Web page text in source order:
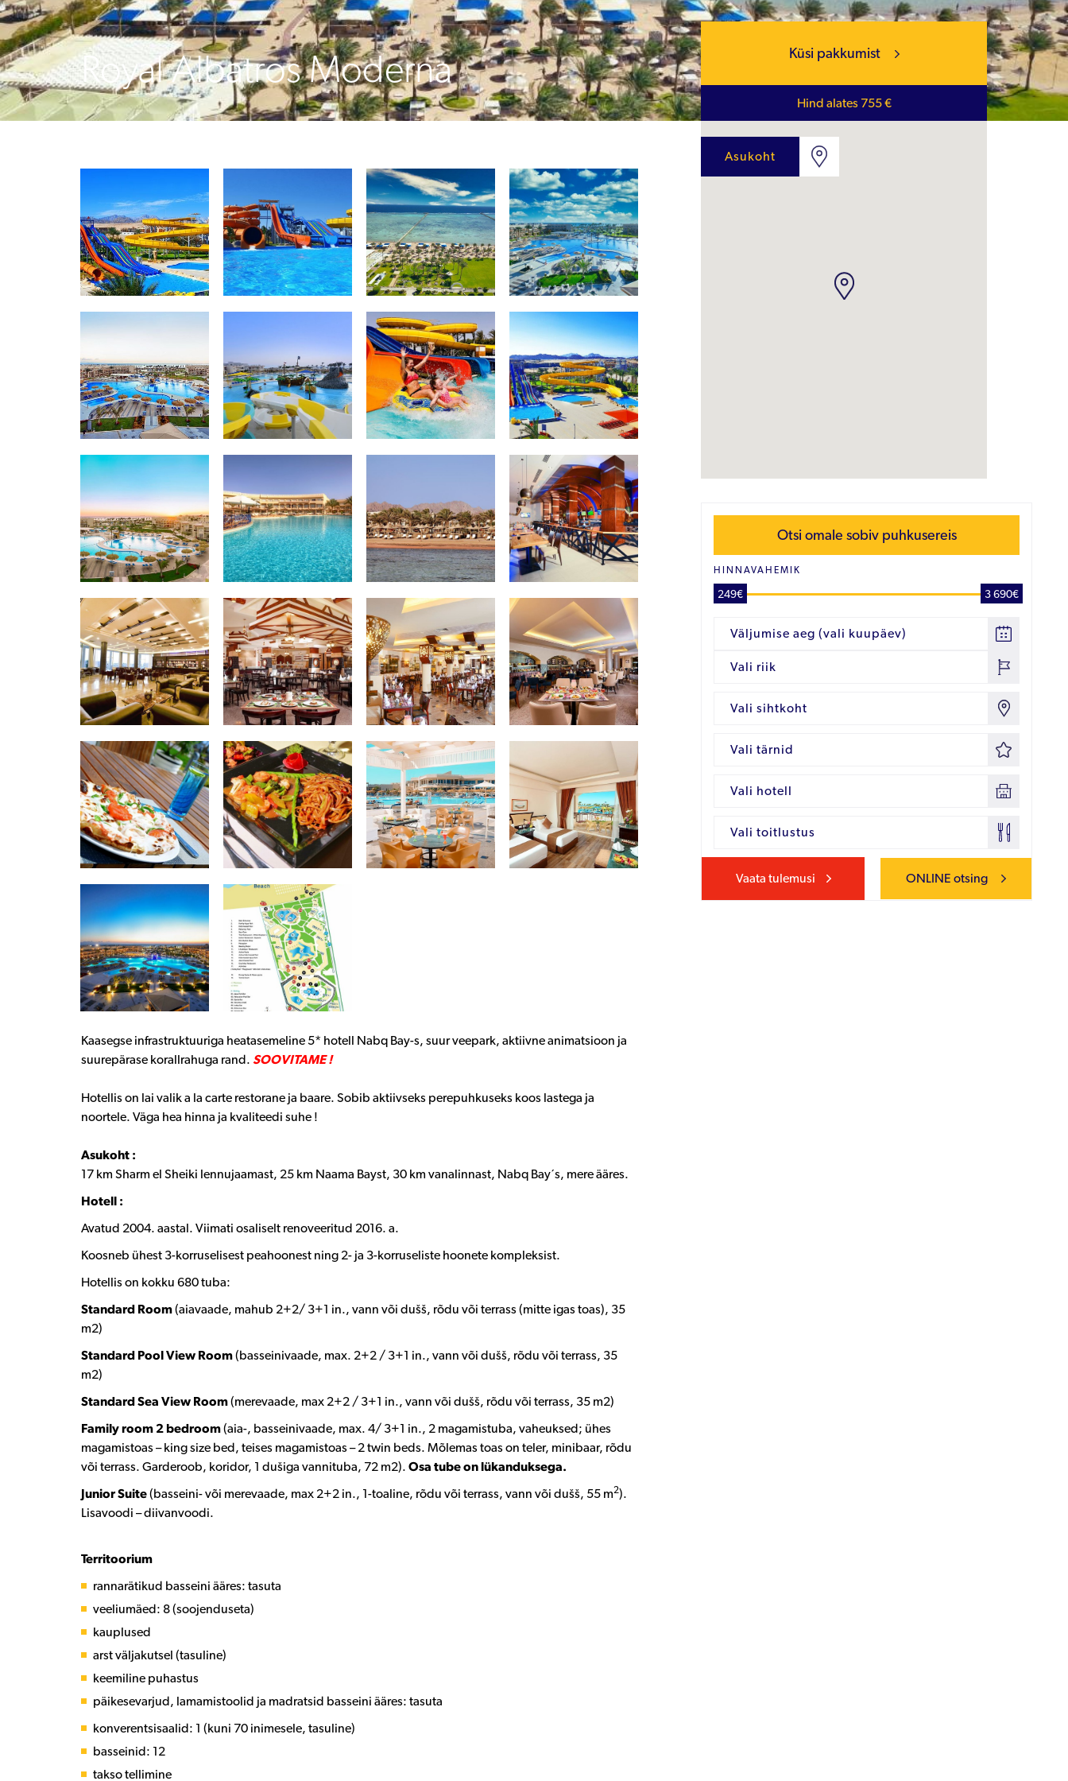
Royal Albatros Moderna
Kaasegse infrastruktuuriga heatasemeline 5* hotell Nabq Bay-s, suur veepark, aktiivne animatsioon ja
suurepärase korallrahuga rand. SOOVITAME !
Hotellis on lai valik a la carte restorane ja baare. Sobib aktiivseks perepuhkuseks koos lastega ja
noortele. Väga hea hinna ja kvaliteedi suhe !
Asukoht :
17 km Sharm el Sheiki lennujaamast, 25 km Naama Bayst, 30 km vanalinnast, Nabq Bay´s, mere ääres.
Hotell :
Avatud 2004. aastal. Viimati osaliselt renoveeritud 2016. a.
Koosneb ühest 3-korruselisest peahoonest ning 2- ja 3-korruseliste hoonete kompleksist.
Hotellis on kokku 680 tuba:
Standard Room(aiavaade, mahub 2+2/ 3+1 in., vann või dušš, rõdu või terrass (mitte igas toas), 35
m2)
Standard Pool View Room(basseinivaade, max. 2+2 / 3+1 in., vann või dušš, rõdu või terrass, 35
m2)
Standard Sea View Room(merevaade, max 2+2 / 3+1 in., vann või dušš, rõdu või terrass, 35 m2)
Family room 2 bedroom(aia-, basseinivaade, max. 4/ 3+1 in., 2 magamistuba, vaheuksed; ühes
magamistoas – king size bed, teises magamistoas – 2 twin beds. Mõlemas toas on teler, minibaar, rõdu
või terrass. Garderoob, koridor, 1 dušiga vannituba, 72 m2). Osa tube on lükanduksega.
Junior Suite(basseini- või merevaade, max 2+2 in., 1-toaline, rõdu või terrass, vann või dušš, 55 m2).
Lisavoodi – diivanvoodi.
Territoorium
rannarätikud basseini ääres: tasuta
veeliumäed: 8 (soojenduseta)
kauplused
arst väljakutsel (tasuline)
keemiline puhastus
päikesevarjud, lamamistoolid ja madratsid basseini ääres: tasuta
konverentsisaalid: 1 (kuni 70 inimesele, tasuline)
basseinid: 12
takso tellimine
Küsi pakkumist
Hind alates 755 €
Asukoht
Otsi omale sobiv puhkusereis
HINNAVAHEMIK
249€ 3 690€
Väljumise aeg (vali kuupäev)
Vali riik
Vali sihtkoht
Vali tärnid
Vali hotell
Vali toitlustus
Vaata tulemusi ONLINE otsing